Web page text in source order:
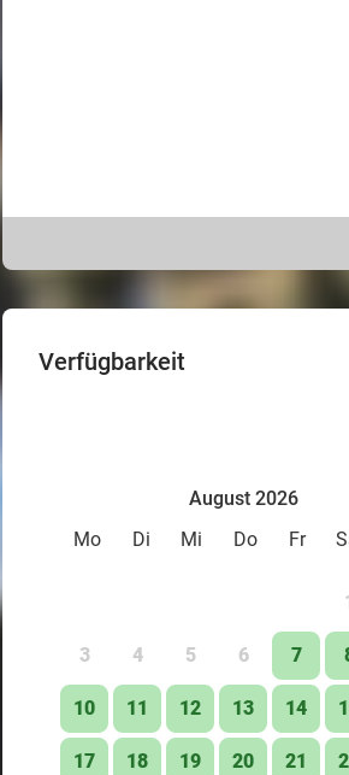
Verfügbarkeit
August 2026
Mo
Di Mi Do Fr
3 4 5 6 7
10 11 12 13 14
17 18 19 20 21